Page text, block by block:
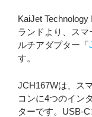
KaiJet
ランドより、ス
ルチアダプター「
す。
JCH167Wは、ス
コンに4つのイン
ターです。USB-